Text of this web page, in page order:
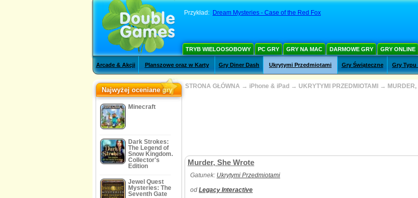
Przykład: Dream Mysteries - Case of the Red Fox
TRYB WIELOOSOBOWY PC GRY GRY NA MAC DARMOWE GRY GRY ONLINE
Arcade & Akcji Planszowe oraz w Karty Gry Diner Dash Ukrytymi Przedmiotami Gry Świąteczne Gry Typu
Najwyżej oceniane gry
Minecraft
Dark Strokes:
The Legend of
Snow Kingdom.
Collector's
Edition
Jewel Quest
Mysteries: The
Seventh Gate
STRONA GŁÓWNA → iPhone & iPad → UKRYTYMI PRZEDMIOTAMI →
Murder, She Wrote
Gatunek: Ukrytymi Przedmiotami
od Legacy Interactive